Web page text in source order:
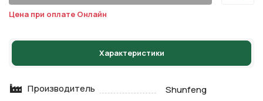
Цена при оплате Онлайн
Характеристики
Производитель
Shunfeng